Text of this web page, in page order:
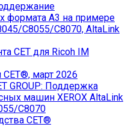
формата А3 на примере
С8055/С8070, AltaLink
СЕТ для Ricoh IM
март 2026
GROUP: Поддержка
машин XEROX AltaLink
С8070
СЕТ®